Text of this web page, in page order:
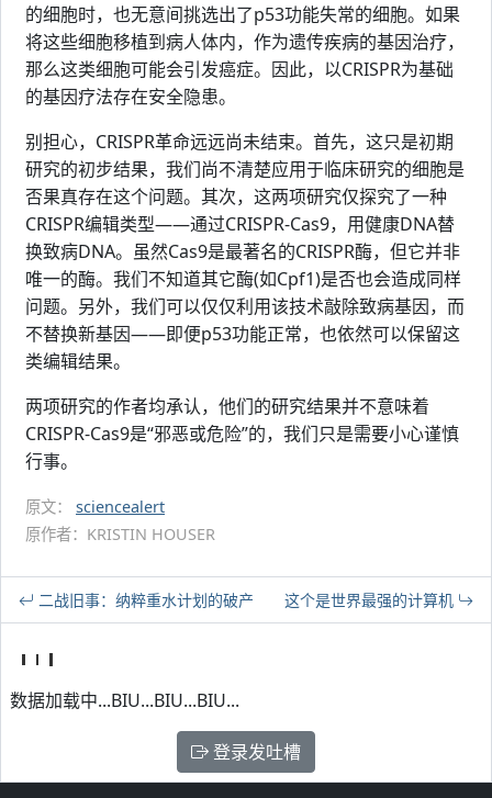
的细胞时，也无意间挑选出了p53功能失常的细胞。如果
将这些细胞移植到病人体内，作为遗传疾病的基因治疗，
那么这类细胞可能会引发癌症。因此，以CRISPR为基础
的基因疗法存在安全隐患。
别担心，CRISPR革命远远尚未结束。首先，这只是初期
研究的初步结果，我们尚不清楚应用于临床研究的细胞是
否果真存在这个问题。其次，这两项研究仅探究了一种
CRISPR编辑类型——通过CRISPR-Cas9，用健康DNA替
换致病DNA。虽然Cas9是最著名的CRISPR酶，但它并非
唯一的酶。我们不知道其它酶(如Cpf1)是否也会造成同样
问题。另外，我们可以仅仅利用该技术敲除致病基因，而
不替换新基因——即便p53功能正常，也依然可以保留这
类编辑结果。
两项研究的作者均承认，他们的研究结果并不意味着
CRISPR-Cas9是“邪恶或危险”的，我们只是需要小心谨慎
行事。
原文： sciencealert
原作者：KRISTIN HOUSER
二战旧事：纳粹重水计划的破产 这个是世界最强的计算机
数据加载中...BIU...BIU...BIU...
登录发吐槽